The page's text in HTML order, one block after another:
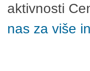
aktivnosti
nas za više